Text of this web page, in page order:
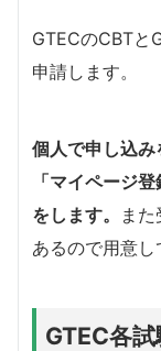
GTECのCBTと
申請します。
個人で申し込
「マイページ
をします。
ま
あるので用意し
GTEC各